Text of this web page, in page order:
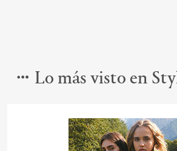
Lo más visto en